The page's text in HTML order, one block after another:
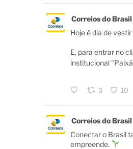
Correios do Brasil
Hoje é dia de
E, para entrar no
institucional
3 10
Correios do Brasil
Conectar o Brasil
empreende.